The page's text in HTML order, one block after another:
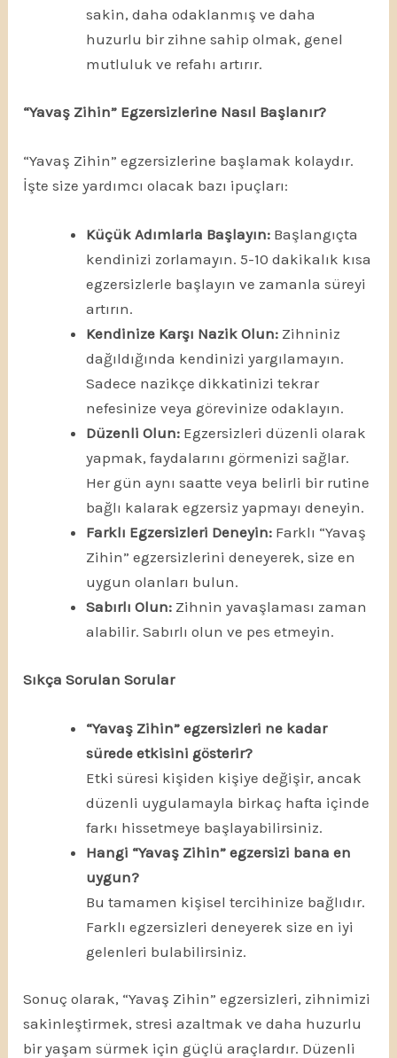
sakin, daha odaklanmış ve daha
huzurlu bir zihne sahip olmak, genel
mutluluk ve refahı artırır.
“Yavaş Zihin” Egzersizlerine Nasıl Başlanır?
“Yavaş Zihin” egzersizlerine başlamak kolaydır.
İşte size yardımcı olacak bazı ipuçları:
Küçük Adımlarla Başlayın: Başlangıçta
kendinizi zorlamayın. 5-10 dakikalık kısa
egzersizlerle başlayın ve zamanla süreyi
artırın.
Kendinize Karşı Nazik Olun: Zihniniz
dağıldığında kendinizi yargılamayın.
Sadece nazikçe dikkatinizi tekrar
nefesinize veya görevinize odaklayın.
Düzenli Olun: Egzersizleri düzenli olarak
yapmak, faydalarını görmenizi sağlar.
Her gün aynı saatte veya belirli bir rutine
bağlı kalarak egzersiz yapmayı deneyin.
Farklı Egzersizleri Deneyin: Farklı “Yavaş
Zihin” egzersizlerini deneyerek, size en
uygun olanları bulun.
Sabırlı Olun: Zihnin yavaşlaması zaman
alabilir. Sabırlı olun ve pes etmeyin.
Sıkça Sorulan Sorular
“Yavaş Zihin” egzersizleri ne kadar
sürede etkisini gösterir?
Etki süresi kişiden kişiye değişir, ancak
düzenli uygulamayla birkaç hafta içinde
farkı hissetmeye başlayabilirsiniz.
Hangi “Yavaş Zihin” egzersizi bana en
uygun?
Bu tamamen kişisel tercihinize bağlıdır.
Farklı egzersizleri deneyerek size en iyi
gelenleri bulabilirsiniz.
Sonuç olarak, “Yavaş Zihin” egzersizleri, zihnimizi
sakinleştirmek, stresi azaltmak ve daha huzurlu
bir yaşam sürmek için güçlü araçlardır. Düzenli